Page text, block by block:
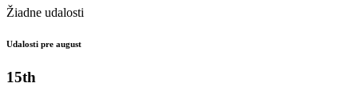
Žiadne udalosti
Udalosti pre august
15th